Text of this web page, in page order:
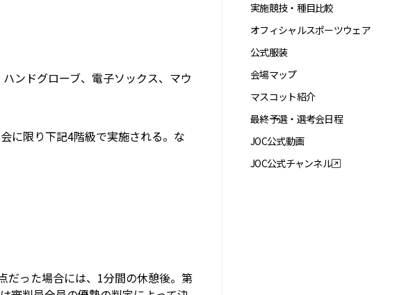
ンドグローブ、電子ソックス、マウ
に限り下記4階級で実施される。な
だった場合には、1分間の休憩後。第
実施競技・種目比較
オフィシャルスポーツウェア
公式服装
会場マップ
マスコット紹介
最終予選・選考会日程
JOC公式動画
JOC公式チャンネル